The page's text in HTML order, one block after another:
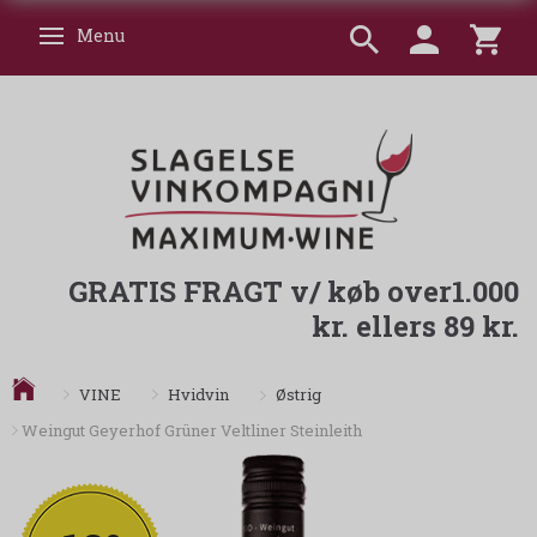
Skifte navigation
Menu
GRATIS FRAGT v/ køb over1.000
kr. ellers 89 kr.
VINE Hvidvin
Østrig
Weingut Geyerhof Grüner Veltliner Steinleith